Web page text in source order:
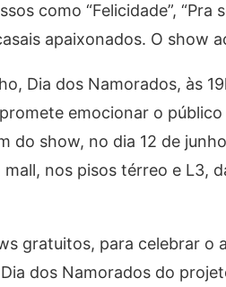
como “Felicidade”,
apaixonados. O show
Dia dos Namorados, às
emocionar o
do show, no dia 12 de
nos pisos térreo e L3,
gratuitos, para celebrar o
dos Namorados do